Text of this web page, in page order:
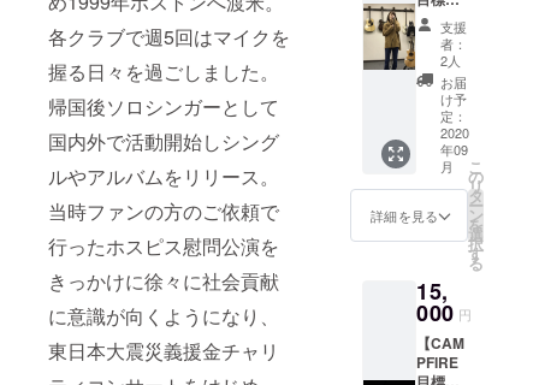
各クラブで週5回はマイクを
握る日々を過ごしました。
帰国後ソロシンガーとして
国内外で活動開始しシング
ルやアルバムをリリース。
当時ファンの方のご依頼で
行ったホスピス慰問公演を
きっかけに徐々に社会貢献
に意識が向くようになり、
東日本大震災義援金チャリ
ml/
ceMusi
cLand
http://m
ackie-i-
lands.c
o.jp/ov
よ今夜
も有難
う～
Thanks
Again
Night
Fog～」
「My
Dear」
「True
eyes/闇
にオプ
ション
メ
ニュー
よりご
約券と
なる場
合もご
ざいま
す事を
ご了承
願いま
す。
②Pink
Arashi
トート
樹＋
Pink
20周年
記念ギ
額達成
祈願～
お得な
O.V.M.L.
レッス
ン券】
￥12,00
0分相当
のレッ
スン券
場所）
OneVoi
スタジ
オ 東京
都中央
区日本
橋小網
支援
者：
2人
お届
け予
定：
2020
年09
月
詳細を見る
こ
の
リ
タ
ー
ン
を
選
択
す
る
15,
000 円
【CAM
PFIRE